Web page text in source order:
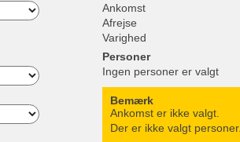
Ankomst
Afrejse
Varighed
Personer
Ingen personer er valgt
Bemærk
Ankomst er ikke valgt.
Der er ikke valgt personer.